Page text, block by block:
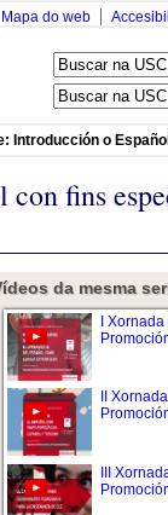
Mapa do web
Introducción o
fins
da mesma
I Xornada
II
III